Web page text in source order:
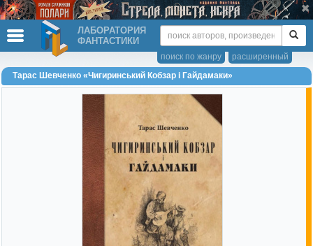
ЛАБОРАТОРИЯ
ФАНТАСТИКИ
расширенный
поиск по жанру
Тарас Шевченко «Чигиринський Кобзар і Гайдамаки»